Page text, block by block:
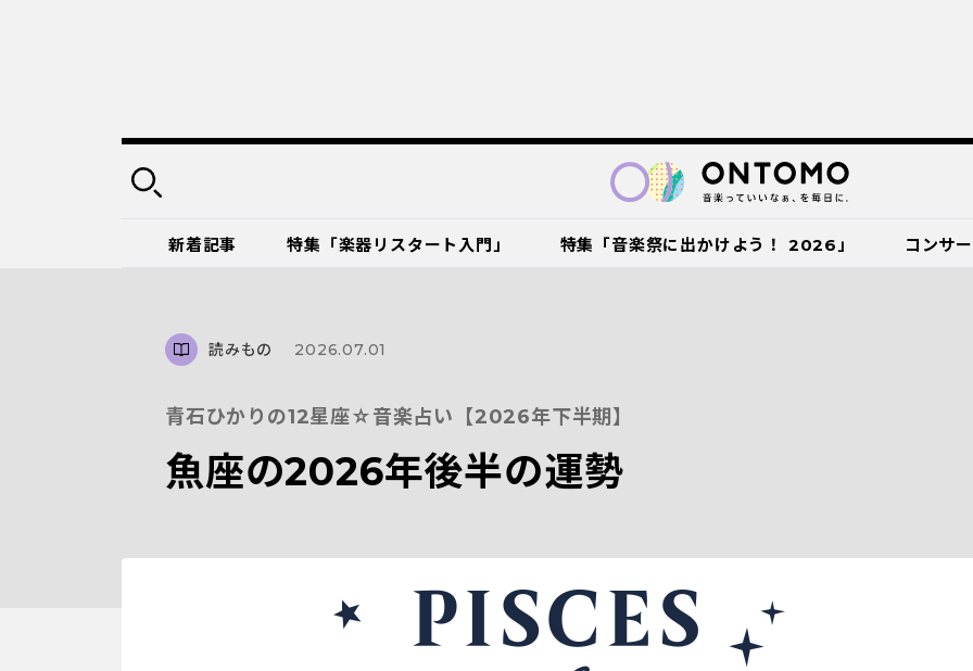
新着記事 特集「楽器リスタート入門」 特集「音楽祭に出かけよう！ 2026」 コンサ
読みもの 2026.07.01
青石ひかりの12星座☆音楽占い【2026年下半期】
魚座の2026年後半の運勢